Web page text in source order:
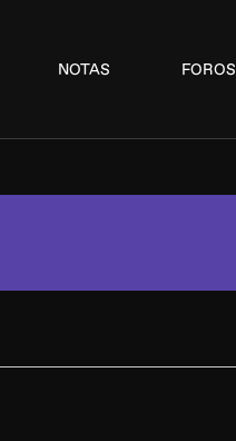
NOTAS FOROS